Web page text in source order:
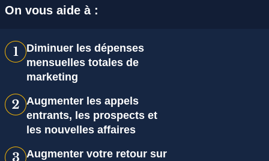
On vous aide à :
Diminuer les dépenses
mensuelles totales de
marketing
Augmenter les appels
entrants, les prospects et
les nouvelles affaires
Augmenter votre retour sur